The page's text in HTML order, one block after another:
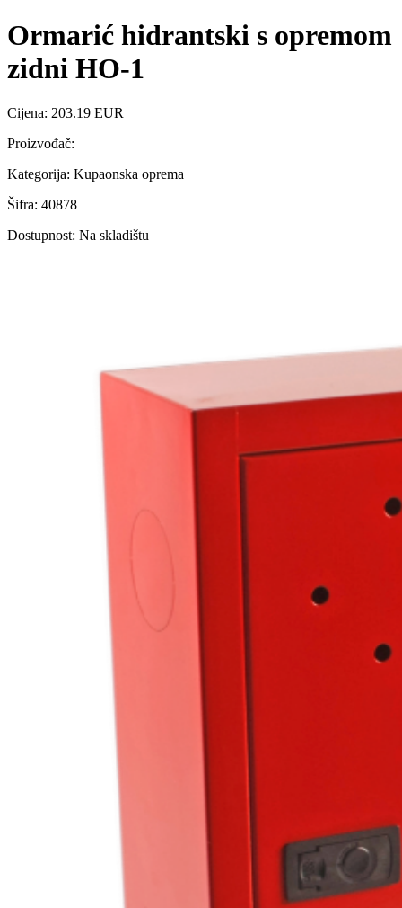
Ormarić hidrantski s opremom
zidni HO-1
Cijena: 203.19 EUR
Proizvođač:
Kategorija: Kupaonska oprema
Šifra: 40878
Dostupnost: Na skladištu